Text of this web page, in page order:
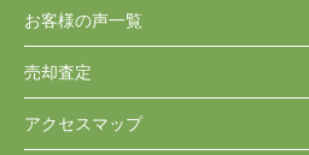
お客様の声一覧
売却査定
アクセスマップ